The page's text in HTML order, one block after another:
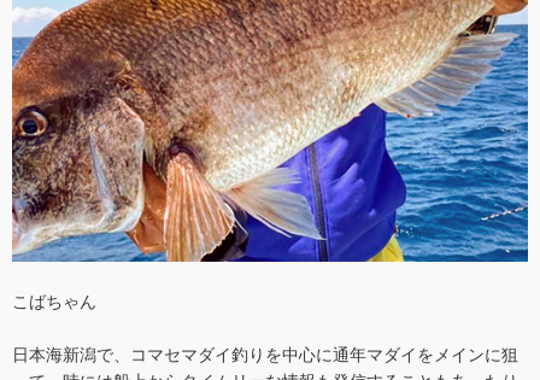
こばちゃん
日本海新潟で、コマセマダイ釣りを中心に通年マダイをメインに狙